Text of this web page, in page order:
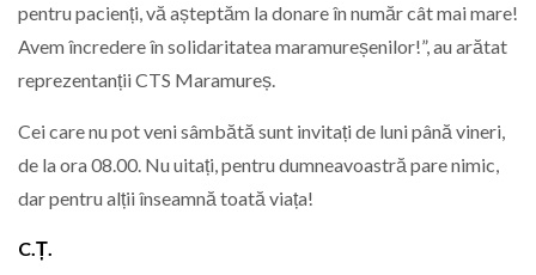
pentru pacienți, vă așteptăm la donare în număr cât mai mare!
Avem încredere în solidaritatea maramureșenilor!”, au arătat
reprezentanții CTS Maramureș.
Cei care nu pot veni sâmbătă sunt invitați de luni până vineri,
de la ora 08.00. Nu uitați, pentru dumneavoastră pare nimic,
dar pentru alții înseamnă toată viața!
C.Ț.